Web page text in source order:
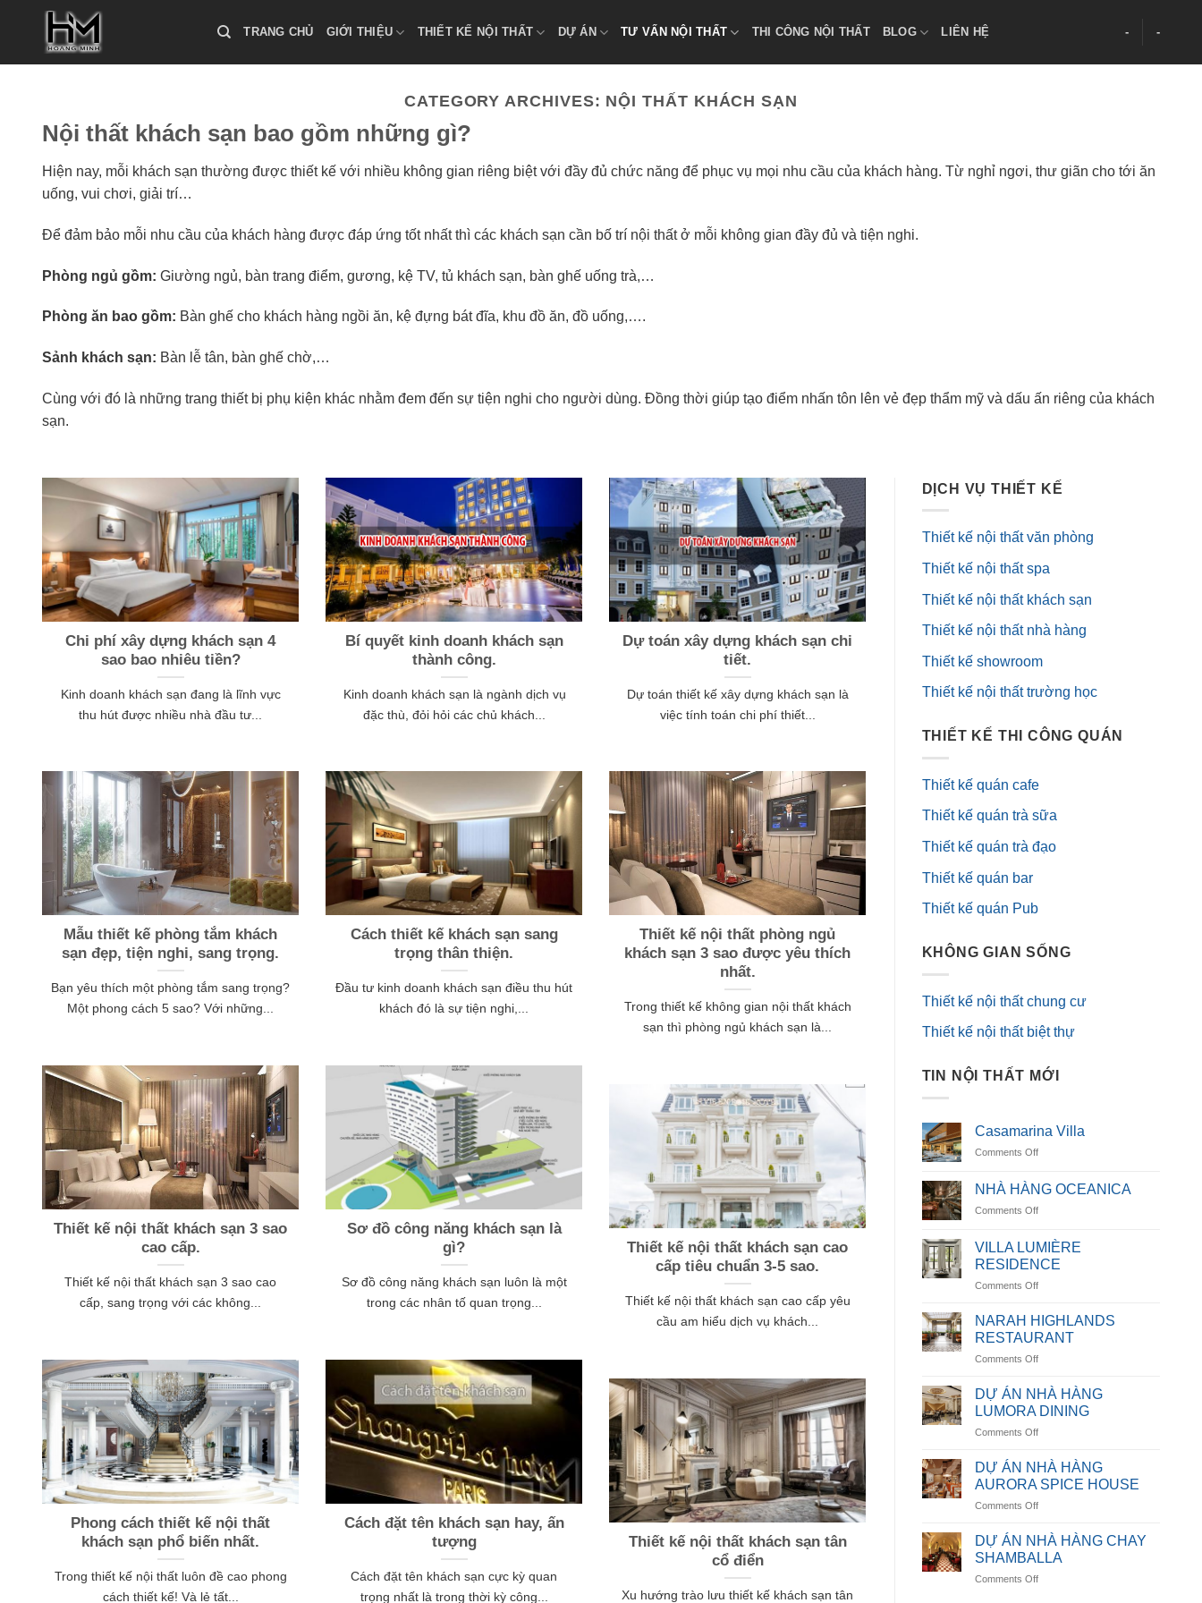
TRANG CHỦ GIỚI THIỆU THIẾT KẾ NỘI THẤT DỰ ÁN TƯ VẤN NỘI THẤT THI CÔNG NỘI THẤT BLOG LIÊN HỆ - -
CATEGORY ARCHIVES: NỘI THẤT KHÁCH SẠN
Nội thất khách sạn bao gồm những gì?
Hiện nay, mỗi khách sạn thường được thiết kế với nhiều không gian riêng biệt với đầy đủ chức năng để phục vụ mọi nhu cầu của khách hàng. Từ nghỉ ngơi, thư giãn cho tới ăn
uống, vui chơi, giải trí…
Để đảm bảo mỗi nhu cầu của khách hàng được đáp ứng tốt nhất thì các khách sạn cần bố trí nội thất ở mỗi không gian đầy đủ và tiện nghi.
Phòng ngủ gồm: Giường ngủ, bàn trang điểm, gương, kệ TV, tủ khách sạn, bàn ghế uống trà,…
Phòng ăn bao gồm: Bàn ghế cho khách hàng ngồi ăn, kệ đựng bát đĩa, khu đồ ăn, đồ uống,….
Sảnh khách sạn: Bàn lễ tân, bàn ghế chờ,…
Cùng với đó là những trang thiết bị phụ kiện khác nhằm đem đến sự tiện nghi cho người dùng. Đồng thời giúp tạo điểm nhấn tôn lên vẻ đẹp thẩm mỹ và dấu ấn riêng của khách
sạn.
Chi phí xây dựng khách sạn 4
sao bao nhiêu tiền?
Kinh doanh khách sạn đang là lĩnh vực
thu hút được nhiều nhà đầu tư...
Bí quyết kinh doanh khách sạn
thành công.
Kinh doanh khách sạn là ngành dịch vụ
đặc thù, đỏi hỏi các chủ khách...
Dự toán xây dựng khách sạn chi
tiết.
Dự toán thiết kế xây dựng khách sạn là
việc tính toán chi phí thiết...
Mẫu thiết kế phòng tắm khách
sạn đẹp, tiện nghi, sang trọng.
Bạn yêu thích một phòng tắm sang trọng?
Một phong cách 5 sao? Với những...
Cách thiết kế khách sạn sang
trọng thân thiện.
Đầu tư kinh doanh khách sạn điều thu hút
khách đó là sự tiện nghi,...
Thiết kế nội thất phòng ngủ
khách sạn 3 sao được yêu thích
nhất.
Trong thiết kế không gian nội thất khách
sạn thì phòng ngủ khách sạn là...
Thiết kế nội thất khách sạn 3 sao
cao cấp.
Thiết kế nội thất khách sạn 3 sao cao
cấp, sang trọng với các không...
Sơ đồ công năng khách sạn là
gì?
Sơ đồ công năng khách sạn luôn là một
trong các nhân tố quan trọng...
Thiết kế nội thất khách sạn cao
cấp tiêu chuẩn 3-5 sao.
Thiết kế nội thất khách sạn cao cấp yêu
cầu am hiểu dịch vụ khách...
Phong cách thiết kế nội thất
khách sạn phổ biến nhất.
Trong thiết kế nội thất luôn đề cao phong
cách thiết kế! Và lẻ tất...
Cách đặt tên khách sạn hay, ấn
tượng
Cách đặt tên khách sạn cực kỳ quan
trọng nhất là trong thời kỳ công...
Thiết kế nội thất khách sạn tân
cổ điển
Xu hướng trào lưu thiết kế khách sạn tân
DỊCH VỤ THIẾT KẾ
Thiết kế nội thất văn phòng
Thiết kế nội thất spa
Thiết kế nội thất khách sạn
Thiết kế nội thất nhà hàng
Thiết kế showroom
Thiết kế nội thất trường học
THIẾT KẾ THI CÔNG QUÁN
Thiết kế quán cafe
Thiết kế quán trà sữa
Thiết kế quán trà đạo
Thiết kế quán bar
Thiết kế quán Pub
KHÔNG GIAN SỐNG
Thiết kế nội thất chung cư
Thiết kế nội thất biệt thự
TIN NỘI THẤT MỚI
Casamarina Villa
Comments Offon
Villa
NHÀ HÀNG OCEANICA
Comments Offon
HÀNG
OCEANICA
VILLA LUMIÈRE
RESIDENCE
Comments Offon
LUMIÈRE
RESIDENCE
NARAH HIGHLANDS
RESTAURANT
Comments Offon
HIGHLANDS
RESTAURANT
DỰ ÁN NHÀ HÀNG
LUMORA DINING
Comments Offon
ÁN
NHÀ
HÀNG
LUMORA
DỰ ÁN NHÀ HÀNG
AURORA SPICE HOUSE
Comments Offon
ÁN
NHÀ
HÀNG
AURORA
DỰ ÁN NHÀ HÀNG CHAY
SHAMBALLA
Comments Offon